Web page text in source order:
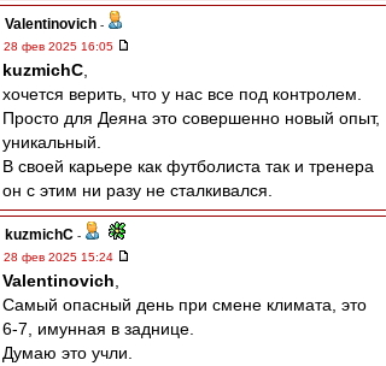
Valentinovich -
28 фев 2025 16:05
kuzmichC
хочется верить, что у нас все под контролем.
Просто для Деяна это совершенно новый опыт,
уникальный.
В своей карьере как футболиста так и тренера
он с этим ни разу не сталкивался.
kuzmichC -
28 фев 2025 15:24
Valentinovich
Самый опасный день при смене климата, это
6-7, имунная в заднице.
Думаю это учли.